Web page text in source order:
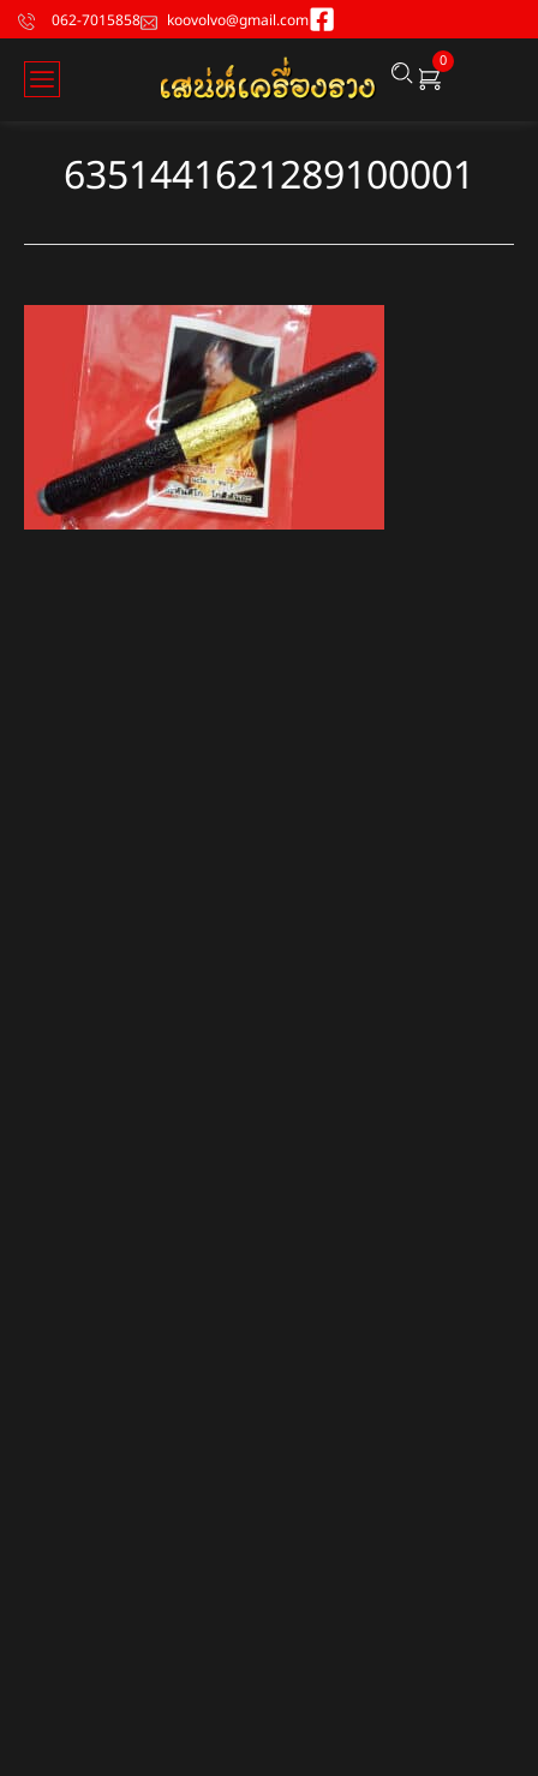
062-7015858 koovolvo@gmail.com
0
6351441621289100001